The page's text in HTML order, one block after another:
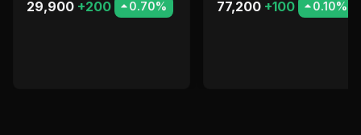
29,900 +200 0.70%
77,200 +100 0.10%